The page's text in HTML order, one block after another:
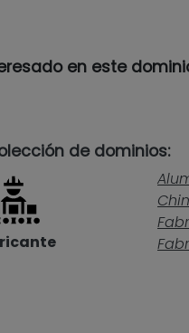
en este
de dominios: